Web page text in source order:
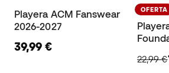
Playera ACM Fanswear
2026-2027
39,99 €
OFERTA
22,99 €